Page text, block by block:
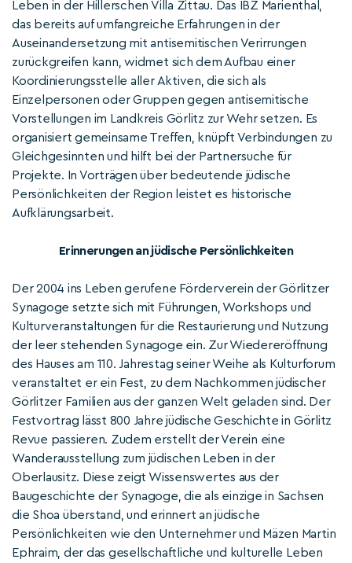
Leben in der Hillerschen Villa Zittau. Das IBZ Marienthal,
das bereits auf umfangreiche Erfahrungen in der
Auseinandersetzung mit antisemitischen Verirrungen
zurückgreifen kann, widmet sich dem Aufbau einer
Koordinierungsstelle aller Aktiven, die sich als
Einzelpersonen oder Gruppen gegen antisemitische
Vorstellungen im Landkreis Görlitz zur Wehr setzen. Es
organisiert gemeinsame Treffen, knüpft Verbindungen zu
Gleichgesinnten und hilft bei der Partnersuche für
Projekte. In Vorträgen über bedeutende jüdische
Persönlichkeiten der Region leistet es historische
Aufklärungsarbeit.
Erinnerungen an jüdische Persönlichkeiten
Der 2004 ins Leben gerufene Förderverein der Görlitzer
Synagoge setzte sich mit Führungen, Workshops und
Kulturveranstaltungen für die Restaurierung und Nutzung
der leer stehenden Synagoge ein. Zur Wiedereröffnung
des Hauses am 110. Jahrestag seiner Weihe als Kulturforum
veranstaltet er ein Fest, zu dem Nachkommen jüdischer
Görlitzer Familien aus der ganzen Welt geladen sind. Der
Festvortrag lässt 800 Jahre jüdische Geschichte in Görlitz
Revue passieren. Zudem erstellt der Verein eine
Wanderausstellung zum jüdischen Leben in der
Oberlausitz. Diese zeigt Wissenswertes aus der
Baugeschichte der Synagoge, die als einzige in Sachsen
die Shoa überstand, und erinnert an jüdische
Persönlichkeiten wie den Unternehmer und Mäzen Martin
Ephraim, der das gesellschaftliche und kulturelle Leben